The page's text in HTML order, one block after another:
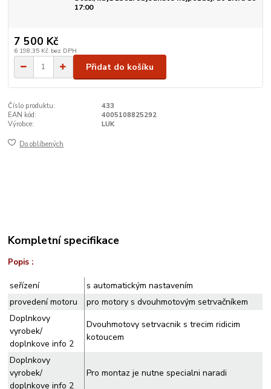
17:00
7 500 Kč
6 198,35 Kč bez DPH
Přidat do košíku
Číslo produktu:
433
EAN kód:
4005108825292
Výrobce:
LUK
Do oblíbených
Kompletní specifikace
Popis :
seřízení
s automatickým nastavením
provedení motoru
pro motory s dvouhmotovým setrvačníkem
Doplnkovy
vyrobek/
doplnkove info 2
Dvouhmotovy setrvacnik s trecim ridicim
kotoucem
Doplnkovy
vyrobek/
doplnkove info 2
Pro montaz je nutne specialni naradi